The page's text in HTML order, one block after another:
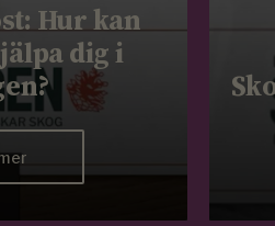
Hur kan
dig i